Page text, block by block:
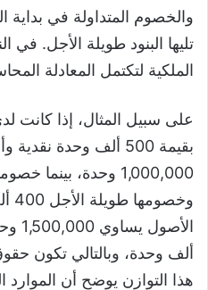
والخصوم المتداولة في بداية
تليها البنود طويلة الأجل. في
الملكية لتكتمل المعادلة
على سبيل المثال، إذا كانت
بقيمة 500 ألف وحدة
هذا التوازن يوضح أن الموارد